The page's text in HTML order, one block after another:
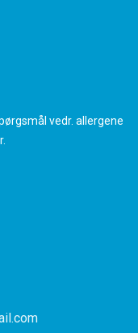
vedr. allergene